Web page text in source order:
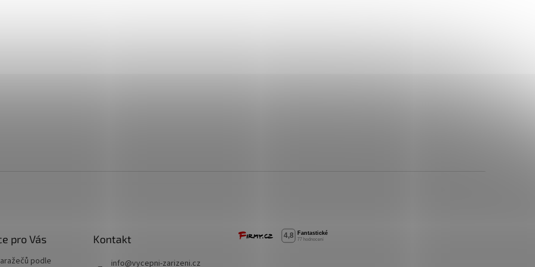
pro Vás
podle
Kontakt
info@vycepni-zarizeni.cz